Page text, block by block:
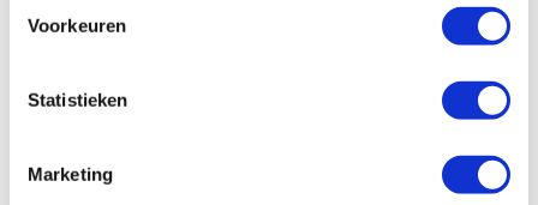
Voorkeuren
Statistieken
Marketing